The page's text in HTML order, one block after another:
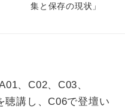
集と保存の現状」
、C02、C03、
聴講し、C06で登壇い